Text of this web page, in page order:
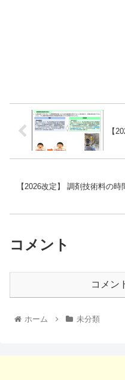
【
【2026改定】 調剤技術料の時
コメント
コメン
ホーム 未分類